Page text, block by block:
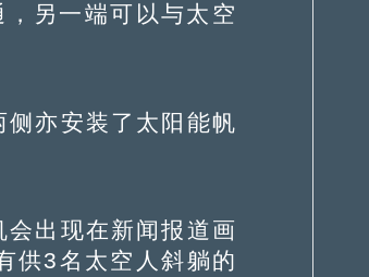
另一端可以与太空
亦安装了太阳能帆
出现在新闻报道画
供3名太空人斜躺的